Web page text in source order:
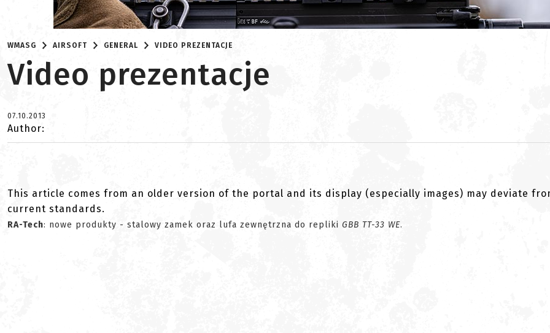
WMASG AIRSOFT GENERAL VIDEO PREZENTACJE
Video prezentacje
07.10.2013
Author:
This article comes from an older version of the portal and its display (especially images) may deviate
current standards.
RA-Tech: nowe produkty - stalowy zamek oraz lufa zewnętrzna do repliki GBB TT-33 WE.